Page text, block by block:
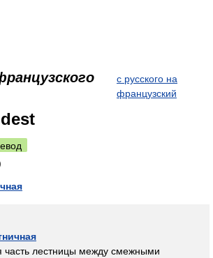
с русского на
французский
часть лестницы между смежными